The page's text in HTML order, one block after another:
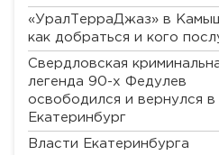
«УралТерраДжаз» в
как добраться и кого
Свердловская
легенда 90-х Федулев
освободился и вернулся в
Екатеринбург
Власти Екатеринбурга